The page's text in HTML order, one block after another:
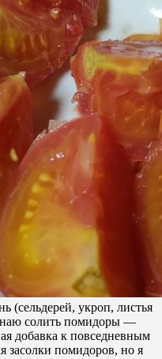
(сельдерей, укроп, листья
солить помидоры —
добавка к повседневным
засолки помидоров, но я